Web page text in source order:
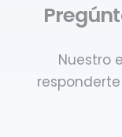
Nuestro